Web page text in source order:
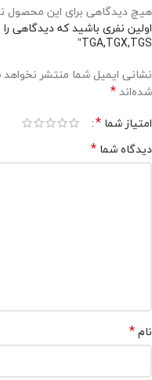
هیچ دیدگاهی برای این
اولین نفری باشید که دیدگاهی
TGA,TGX,TGS”
نشانی ایمیل شما منتشر
شده‌اند*
امتیاز شما *
دیدگاه شما *
نام*